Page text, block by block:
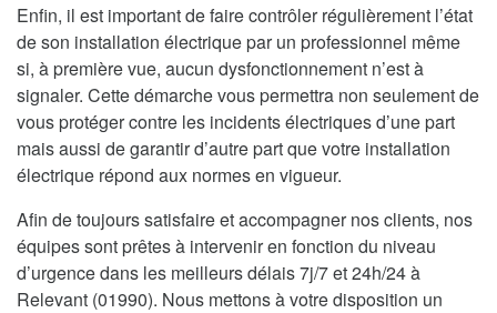
Enfin, il est important de faire contrôler régulièrement l’état
de son installation électrique par un professionnel même
si, à première vue, aucun dysfonctionnement n’est à
signaler. Cette démarche vous permettra non seulement de
vous protéger contre les incidents électriques d’une part
mais aussi de garantir d’autre part que votre installation
électrique répond aux normes en vigueur.
Afin de toujours satisfaire et accompagner nos clients, nos
équipes sont prêtes à intervenir en fonction du niveau
d’urgence dans les meilleurs délais 7j/7 et 24h/24 à
Relevant (01990). Nous mettons à votre disposition un